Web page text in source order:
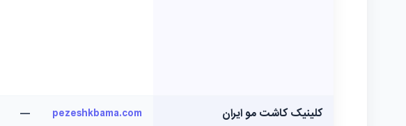
کلینیک کاشت مو ایران pezeshkbama.com
—